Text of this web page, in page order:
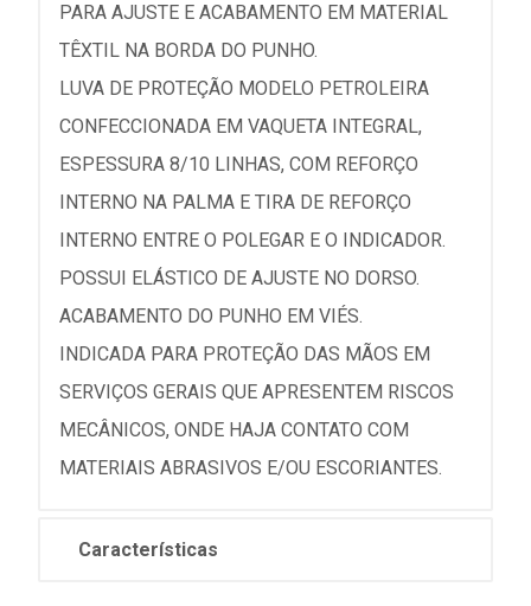
PARA AJUSTE E ACABAMENTO EM MATERIAL
TÊXTIL NA BORDA DO PUNHO.
LUVA DE PROTEÇÃO MODELO PETROLEIRA
CONFECCIONADA EM VAQUETA INTEGRAL,
ESPESSURA 8/10 LINHAS, COM REFORÇO
INTERNO NA PALMA E TIRA DE REFORÇO
INTERNO ENTRE O POLEGAR E O INDICADOR.
POSSUI ELÁSTICO DE AJUSTE NO DORSO.
ACABAMENTO DO PUNHO EM VIÉS.
INDICADA PARA PROTEÇÃO DAS MÃOS EM
SERVIÇOS GERAIS QUE APRESENTEM RISCOS
MECÂNICOS, ONDE HAJA CONTATO COM
MATERIAIS ABRASIVOS E/OU ESCORIANTES.
Características